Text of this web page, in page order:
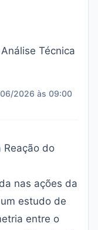
Técnica
2026 às 09:00
Reação do
nas ações da
estudo de
entre o